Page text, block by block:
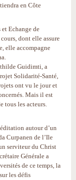
en Côte
Echange de
dont elle assure
elle accompagne
Guidimti, a
Solidarité-Santé,
ont vu le jour et
Mais il est
tous les acteurs.
autour d’un
Curpanen de l’Ile
serviteur du Christ
Générale a
de ce temps, la
les défis